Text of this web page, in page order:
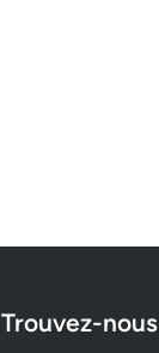
Trouvez-nous